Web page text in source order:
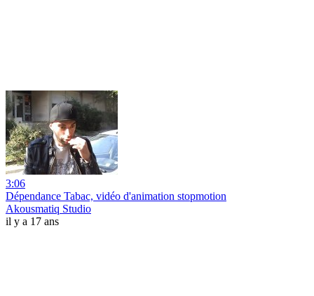
3:06
Dépendance Tabac, vidéo d'animation stopmotion
Akousmatiq Studio
il y a 17 ans